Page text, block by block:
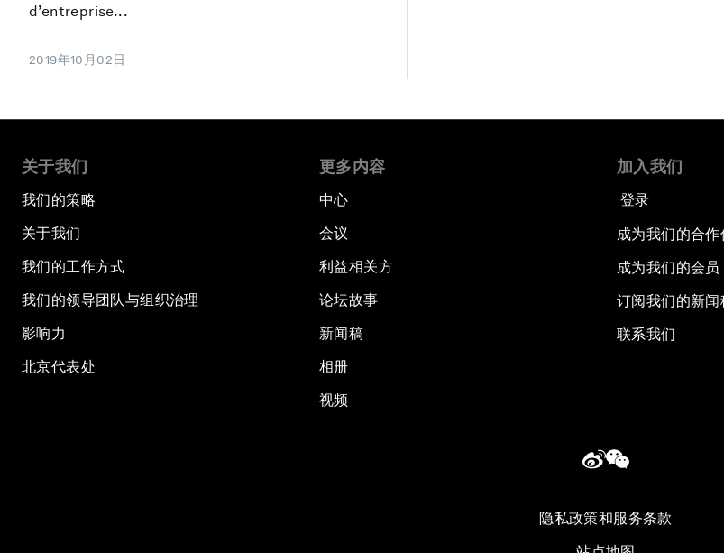
d’entreprise...
2019年10月02日
关于我们
我们的策略
关于我们
我们的工作方式
我们的领导团队与组织治理
影响力
北京代表处
更多内容
中心
会议
利益相关方
论坛故事
新闻稿
相册
视频
加入我们
登录
成为我们的合作
成为我们的会员
订阅我们的新闻
联系我们
隐私政策和服务条款